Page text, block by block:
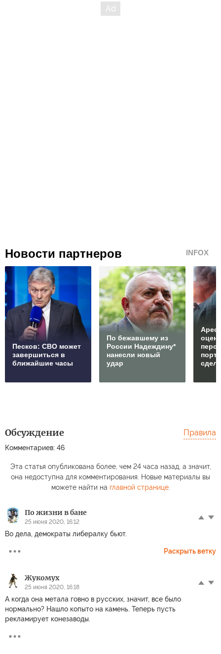
Новости партнеров INFOX
Песков: СВО может
завершиться в
ближайшие часы
По бежавшему из
России Надеждину*
нанесли новый
удар
Обсуждение
Комментариев: 46
Правила
Эта статья опубликована более, чем 24 часа назад, а значит,
она недоступна для комментирования. Новые материалы вы
можете найти на главной странице.
По жизни в бане
25 июня 2020, 16:12
Во дела, демократы либералку бьют.
Раскрыть ветку
Жукомух
25 июня 2020, 16:18
А когда она метала говно в русских, значит, все было
нормально? Нашло копыто на камень. Теперь пусть
рекламирует конезаводы.